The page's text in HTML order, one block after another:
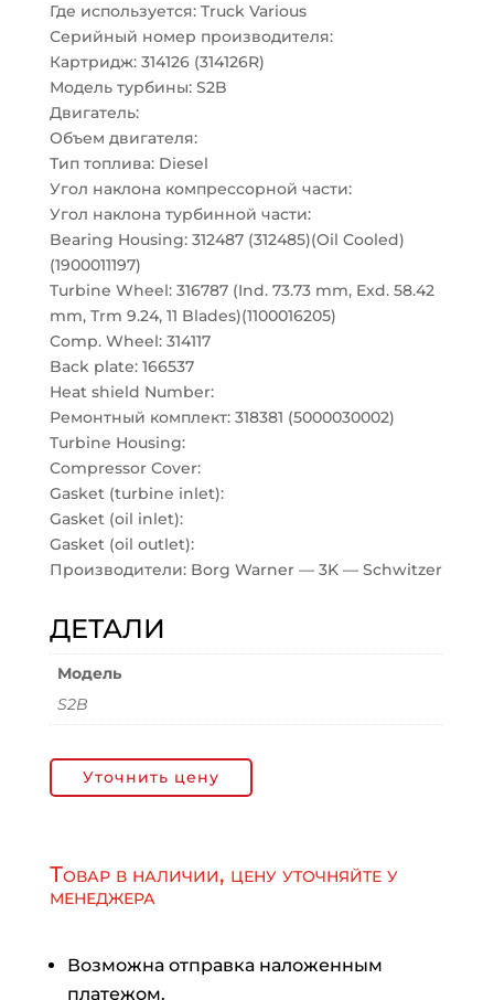
Где используется: Truck Various
Серийный номер производителя:
Картридж: 314126 (314126R)
Модель турбины: S2B
Двигатель:
Объем двигателя:
Тип топлива: Diesel
Угол наклона компрессорной части:
Угол наклона турбинной части:
Bearing Housing: 312487 (312485)(Oil Cooled)
(1900011197)
Turbine Wheel: 316787 (Ind. 73.73 mm, Exd. 58.42
mm, Trm 9.24, 11 Blades)(1100016205)
Comp. Wheel: 314117
Back plate: 166537
Heat shield Number:
Ремонтный комплект: 318381 (5000030002)
Turbine Housing:
Compressor Cover:
Gasket (turbine inlet):
Gasket (oil inlet):
Gasket (oil outlet):
Производители: Borg Warner — 3K — Schwitzer
ДЕТАЛИ
Модель
S2B
Уточнить цену
Товар в наличии, цену уточняйте у
менеджера
Возможна отправка наложенным
платежом.